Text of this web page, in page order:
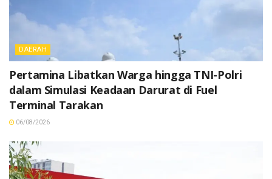
DAERAH
Pertamina Libatkan Warga hingga TNI-Polri
dalam Simulasi Keadaan Darurat di Fuel
Terminal Tarakan
06/08/2026